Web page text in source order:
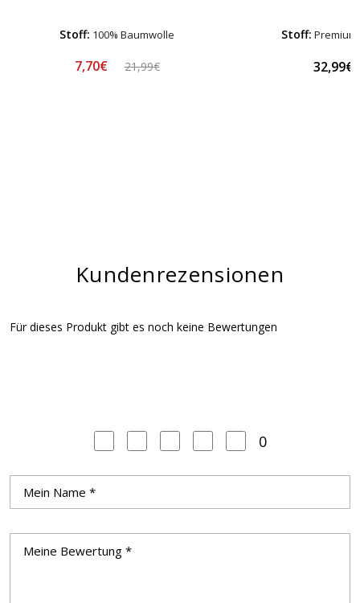
Stoff: 100% Baumwolle
7,70€ 21,99€
Stoff:
32,99€
Kundenrezensionen
Für dieses Produkt gibt es noch keine Bewertungen
0